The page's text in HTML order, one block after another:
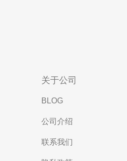
关于公司
BLOG
公司介绍
联系我们